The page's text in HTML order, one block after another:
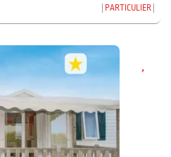
PARTICULIER